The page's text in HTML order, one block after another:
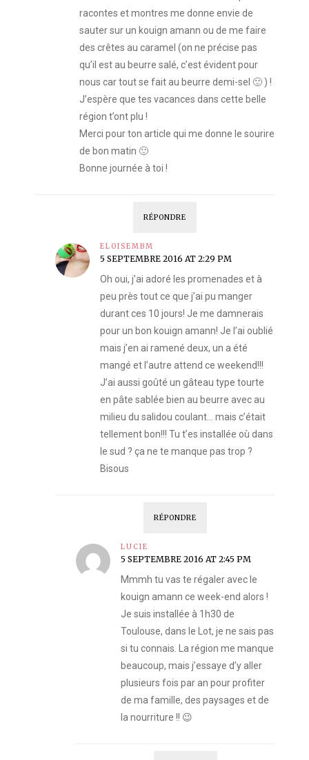
racontes et montres me donne envie de
sauter sur un kouign amann ou de me faire
des crêtes au caramel (on ne précise pas
qu’il est au beurre salé, c’est évident pour
nous car tout se fait au beurre demi-sel 🙂 ) !
J’espère que tes vacances dans cette belle
région t’ont plu !
Merci pour ton article qui me donne le sourire
de bon matin 🙂
Bonne journée à toi !
RÉPONDRE
ELOISEMBM
5 SEPTEMBRE 2016 AT 2:29 PM
Oh oui, j’ai adoré les promenades et à
peu près tout ce que j’ai pu manger
durant ces 10 jours! Je me damnerais
pour un bon kouign amann! Je l’ai oublié
mais j’en ai ramené deux, un a été
mangé et l’autre attend ce weekend!!!
J’ai aussi goûté un gâteau type tourte
en pâte sablée bien au beurre avec au
milieu du salidou coulant… mais c’était
tellement bon!!! Tu t’es installée où dans
le sud ? ça ne te manque pas trop ?
Bisous
RÉPONDRE
LUCIE
5 SEPTEMBRE 2016 AT 2:45 PM
Mmmh tu vas te régaler avec le
kouign amann ce week-end alors !
Je suis installée à 1h30 de
Toulouse, dans le Lot, je ne sais pas
si tu connais. La région me manque
beaucoup, mais j’essaye d’y aller
plusieurs fois par an pour profiter
de ma famille, des paysages et de
la nourriture !! 😉